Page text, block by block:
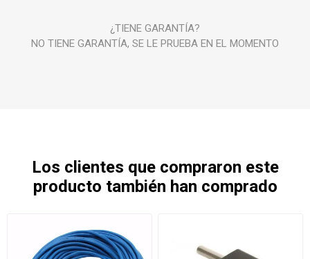
¿TIENE GARANTÍA?
NO TIENE GARANTÍA, SE LE PRUEBA EN EL MOMENTO
Los clientes que compraron este
producto también han comprado